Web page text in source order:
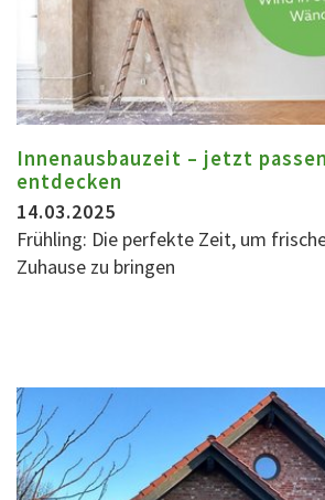
Innenausbauzeit – jetzt
entdecken
14.03.2025
Frühling: Die perfekte Zeit, um
Zuhause zu bringen